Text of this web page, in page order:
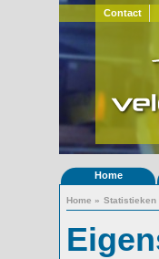
Contact
Home
Home » Statistieken